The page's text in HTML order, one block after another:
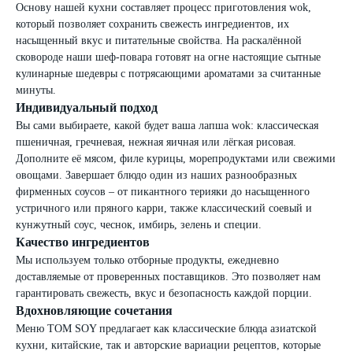
Основу нашей кухни составляет процесс приготовления wok,
который позволяет сохранить свежесть ингредиентов, их
насыщенный вкус и питательные свойства. На раскалённой
сковороде наши шеф-повара готовят на огне настоящие сытные
кулинарные шедевры с потрясающими ароматами за считанные
минуты.
Индивидуальный подход
Вы сами выбираете, какой будет ваша лапша wok: классическая
пшеничная, гречневая, нежная яичная или лёгкая рисовая.
Дополните её мясом, филе курицы, морепродуктами или свежими
овощами. Завершает блюдо один из наших разнообразных
фирменных соусов – от пикантного терияки до насыщенного
устричного или пряного карри, также классический соевый и
кунжутный соус, чеснок, имбирь, зелень и специи.
Качество ингредиентов
Мы используем только отборные продукты, ежедневно
доставляемые от проверенных поставщиков. Это позволяет нам
гарантировать свежесть, вкус и безопасность каждой порции.
Вдохновляющие сочетания
Меню TOM SOY предлагает как классические блюда азиатской
кухни, китайские, так и авторские вариации рецептов, которые